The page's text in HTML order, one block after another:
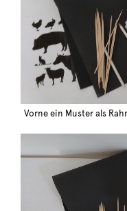
Vorne ein Muster als